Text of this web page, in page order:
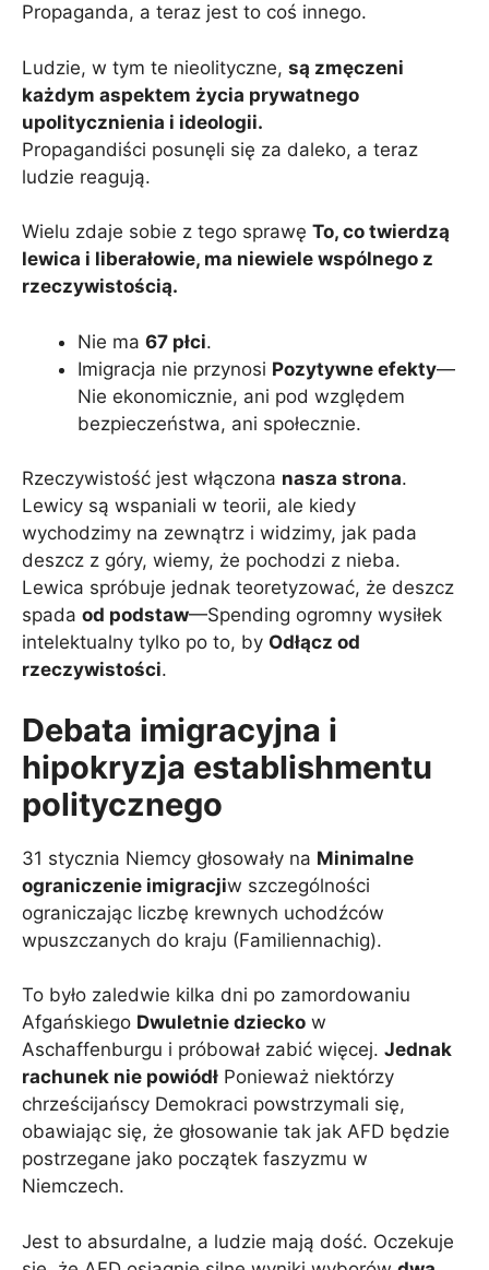
Propaganda, a teraz jest to coś innego.
Ludzie, w tym te nieolityczne, są zmęczeni
każdym aspektem życia prywatnego
upolitycznienia i ideologii.
Propagandiści posunęli się za daleko, a teraz
ludzie reagują.
Wielu zdaje sobie z tego sprawę To, co twierdzą
lewica i liberałowie, ma niewiele wspólnego z
rzeczywistością.
Nie ma 67 płci.
Imigracja nie przynosi Pozytywne efekty—
Nie ekonomicznie, ani pod względem
bezpieczeństwa, ani społecznie.
Rzeczywistość jest włączona nasza strona.
Lewicy są wspaniali w teorii, ale kiedy
wychodzimy na zewnątrz i widzimy, jak pada
deszcz z góry, wiemy, że pochodzi z nieba.
Lewica spróbuje jednak teoretyzować, że deszcz
spada od podstaw—Spending ogromny wysiłek
intelektualny tylko po to, by Odłącz od
rzeczywistości.
Debata imigracyjna i
hipokryzja establishmentu
politycznego
31 stycznia Niemcy głosowały na Minimalne
ograniczenie imigracjiw szczególności
ograniczając liczbę krewnych uchodźców
wpuszczanych do kraju (Familiennachig).
To było zaledwie kilka dni po zamordowaniu
Afgańskiego Dwuletnie dziecko w
Aschaffenburgu i próbował zabić więcej. Jednak
rachunek nie powiódł Ponieważ niektórzy
chrześcijańscy Demokraci powstrzymali się,
obawiając się, że głosowanie tak jak AFD będzie
postrzegane jako początek faszyzmu w
Niemczech.
Jest to absurdalne, a ludzie mają dość. Oczekuje